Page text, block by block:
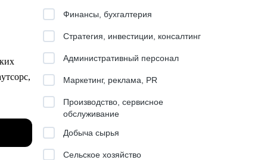
Финансы, бухгалтерия
Стратегия, инвестиции, консалтинг
Административный персонал
Маркетинг, реклама, PR
Производство, сервисное
обслуживание
Добыча сырья
Сельское хозяйство